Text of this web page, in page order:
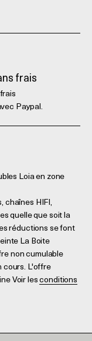
frais
Paypal.
Loia en zone
chaînes HIFI,
quelle que soit la
réductions se font
La Boite
non cumulable
cours. L'offre
Voir lesconditions